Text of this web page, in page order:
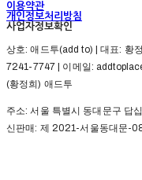
이용약관
개인정보처리방침
사업자정보확인
상호: 애드투(add to) | 대표: 황
7241-7747 | 이메일:
(황정희) 애드투
주소: 서울 특별시 동대문구 답
신판매: 제 2021-서울동대문-